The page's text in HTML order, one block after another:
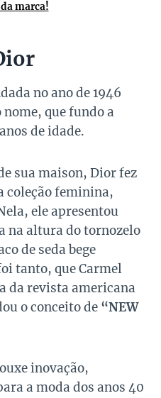
marca!
no ano de 1946
que fundo a
de idade.
sua maison, Dior fez
coleção feminina,
ele apresentou
na altura do tornozelo
de seda bege
tanto, que Carmel
da revista americana
o conceito de “NEW
inovação,
a moda dos anos 40